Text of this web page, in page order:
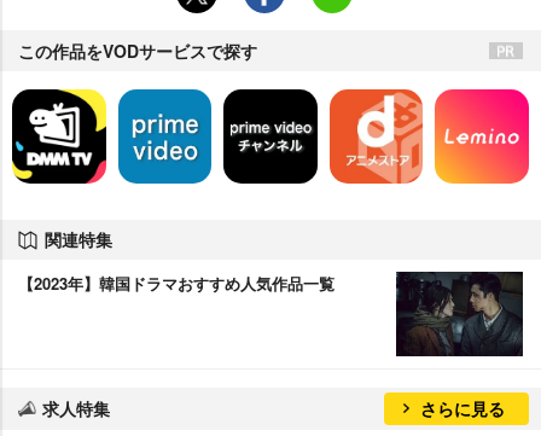
この作品をVODサービスで探す
関連特集
【2023年】韓国ドラマおすすめ人気作品一覧
求人特集 さらに見る